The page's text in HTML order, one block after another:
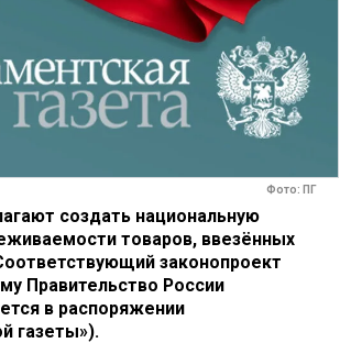
Фото: ПГ
создать национальную
товаров, ввезённых
законопроект
Правительство России
в распоряжении
газеты»).